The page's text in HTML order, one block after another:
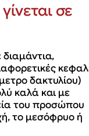
σε
δακτυλίου)
καλά και με
του προσώπου
το μεσόφρυο ή